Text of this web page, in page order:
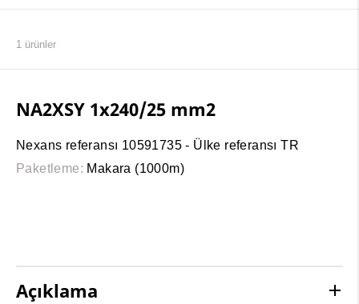
1 ürünler
NA2XSY 1x240/25 mm2
Nexans referansı 10591735 - Ülke referansı TR
Paketleme: Makara (1000m)
Açıklama